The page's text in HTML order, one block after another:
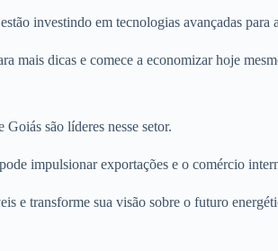
investindo em tecnologias avançadas para
mais dicas e comece a economizar hoje
são líderes nesse setor.
impulsionar exportações e o comércio
e transforme sua visão sobre o futuro